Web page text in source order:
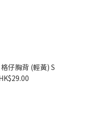
仔胸背 (輕黃) S